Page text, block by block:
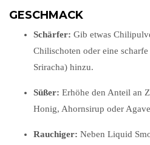
GESCHMACK
Schärfer: Gib etwas
Chilischoten oder eine
Sriracha) hinzu.
Süßer: Erhöhe den Anteil an
Honig, Ahornsirup oder
Rauchiger: Neben Liquid